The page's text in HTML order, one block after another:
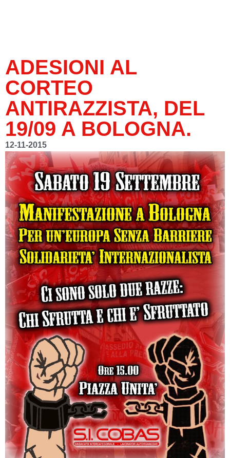
ADESIONI AL
CORTEO
ANTIRAZZISTA, DEL
19/09 A BOLOGNA.
12-11-2015